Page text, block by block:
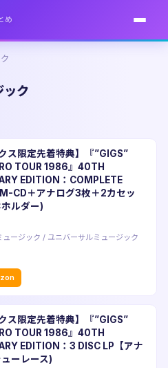
め
ック
ス限定先着特典】『”GIGS”
TOUR 1986』40TH
EDITION：COMPLETE
CD＋アナログ3枚＋2カセッ
ホルダー)
ュージック / ユニバーサルミュージック
ス限定先着特典】『”GIGS”
TOUR 1986』40TH
EDITION：3 DISC LP【アナ
ーレース)